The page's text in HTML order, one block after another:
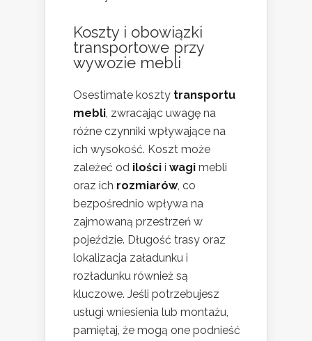
Koszty i obowiązki
transportowe przy
wywozie mebli
Osestimate koszty transportu
mebli, zwracając uwagę na
różne czynniki wpływające na
ich wysokość. Koszt może
zależeć od ilości i wagi mebli
oraz ich rozmiarów, co
bezpośrednio wpływa na
zajmowaną przestrzeń w
pojeździe. Długość trasy oraz
lokalizacja załadunku i
rozładunku również są
kluczowe. Jeśli potrzebujesz
usługi wniesienia lub montażu,
pamiętaj, że mogą one podnieść